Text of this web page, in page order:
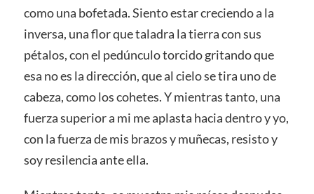
como una bofetada. Siento estar creciendo a la
inversa, una flor que taladra la tierra con sus
pétalos, con el pedúnculo torcido gritando que
esa no es la dirección, que al cielo se tira uno de
cabeza, como los cohetes. Y mientras tanto, una
fuerza superior a mi me aplasta hacia dentro y yo,
con la fuerza de mis brazos y muñecas, resisto y
soy resilencia ante ella.